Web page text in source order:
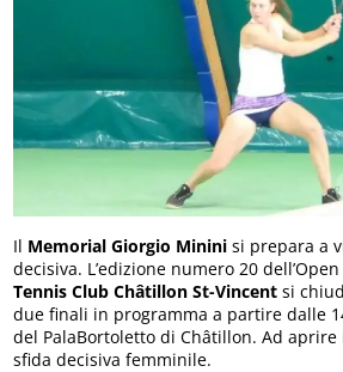
Il Memorial Giorgio Minini si prepara a
decisiva. L’edizione numero 20
Tennis Club Châtillon St-Vincent si
due finali in programma a partire dalle
del PalaBortoletto di Châtillon. Ad
sfida decisiva femminile.